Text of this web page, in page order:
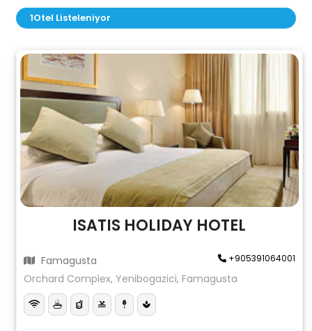
1Otel Listeleniyor
ISATIS HOLIDAY HOTEL
Famagusta +905391064001
Orchard Complex, Yenibogazici, Famagusta